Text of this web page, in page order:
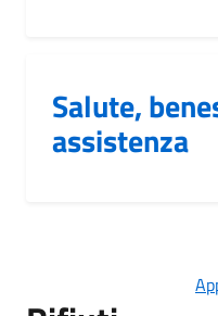
Salute,
assistenza